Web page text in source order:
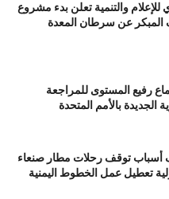
والتنمية تعلن بدء مشروع
المبكر عن سرطان المعدة
رفيع المستوى للمراجعة
الجديدة بالأمم المتحدة
أسباب توقف رحلات مطار صنعاء
تعطيل عمل الخطوط اليمنية